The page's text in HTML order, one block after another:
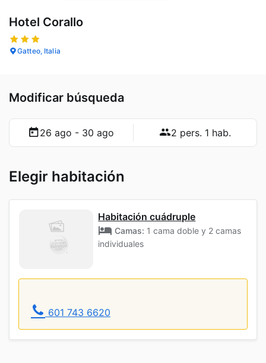
Hotel Corallo
Gatteo, Italia
Modificar búsqueda
26 ago - 30 ago 2 pers. 1 hab.
Elegir habitación
Habitación cuádruple
Camas: 1 cama doble y 2 camas
individuales
601 743 6620